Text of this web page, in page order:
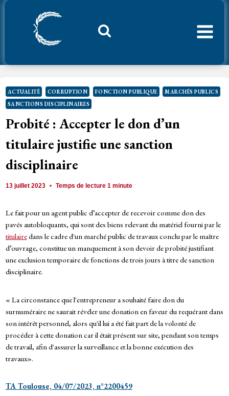
Aller
ACTUALITÉ CORRUPTION FONCTION PUBLIQUE
MARCHÉS PUBLICS
SANCTIONS DISCIPLINAIRES
Probité : Accepter le don d’un
titulaire justifie une sanction
disciplinaire
13 juillet 2023 Temps de lecture1 minute
Le fait pour un agent public d’accepter de recevoir comme don des
pavés autobloquants, qui sont des biens relevant du matériel fourni par le
titulairedans le cadre d'un marché public de travaux conclu par le maître
d’ouvrage, constitue un manquement à son devoir de probité justifiant
une exclusion temporaire de fonctions de trois jours à titre de sanction
disciplinaire.
« La circonstance que l'entrepreneur a souhaité faire don du
surnuméraire ne saurait révéler une donation en faveur du requérant dans
son intérêt personnel, alors qu'il lui a été fait part de la volonté de
procéder à cette donation car il était présent sur site, pendant son temps
de travail, afin d'assurer la surveillance et la bonne exécution des
travaux».
TA Toulouse, 04/07/2023, n°2200459